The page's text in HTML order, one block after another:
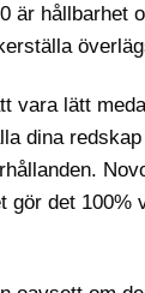
är hållbarhet
vara lätt
dina
gör det 100%